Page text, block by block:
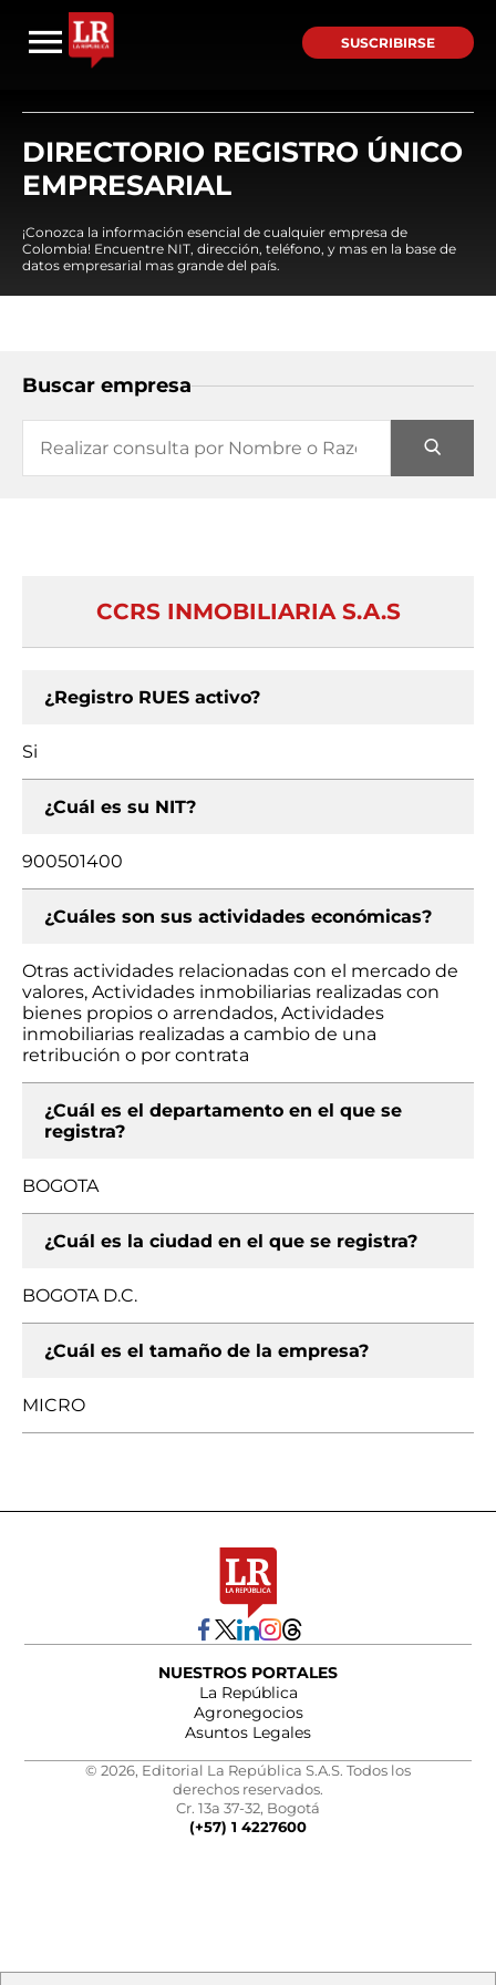
SUSCRIBIRSE
DIRECTORIO REGISTRO ÚNICO
EMPRESARIAL
¡Conozca la información esencial de cualquier empresa de
Colombia! Encuentre NIT, dirección, teléfono, y mas en la base de
datos empresarial mas grande del país.
Buscar empresa
CCRS INMOBILIARIA S.A.S
¿Registro RUES activo?
Si
¿Cuál es su NIT?
900501400
¿Cuáles son sus actividades económicas?
Otras actividades relacionadas con el mercado de
valores, Actividades inmobiliarias realizadas con
bienes propios o arrendados, Actividades
inmobiliarias realizadas a cambio de una
retribución o por contrata
¿Cuál es el departamento en el que se
registra?
BOGOTA
¿Cuál es la ciudad en el que se registra?
BOGOTA D.C.
¿Cuál es el tamaño de la empresa?
MICRO
NUESTROS PORTALES
La República
Agronegocios
Asuntos Legales
© 2026, Editorial La República S.A.S. Todos los
derechos reservados.
Cr. 13a 37-32, Bogotá
(+57) 1 4227600